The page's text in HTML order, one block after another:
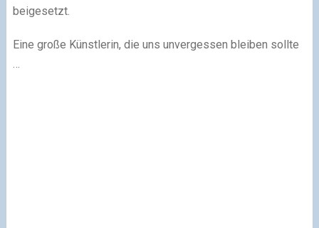
beigesetzt.
Eine große Künstlerin, die uns unvergessen bleiben sollte
…